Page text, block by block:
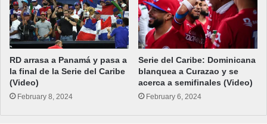
RD arrasa a Panamá y pasa a
la final de la Serie del Caribe
(Video)
February 8, 2024
Serie del Caribe: Dominicana
blanquea a Curazao y se
acerca a semifinales (Video)
February 6, 2024